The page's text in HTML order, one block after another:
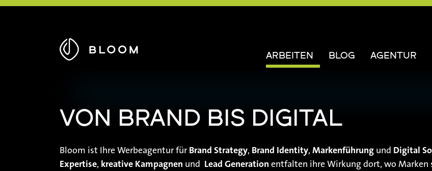
ARBEITEN BLOG AGENTUR
VON BRAND BIS DIGITAL
Bloom ist Ihre Werbeagentur für Brand Strategy, Brand Identity, Markenführung und Digital
Expertise, kreative Kampagnen und Lead Generation entfalten ihre Wirkung dort, wo Marken